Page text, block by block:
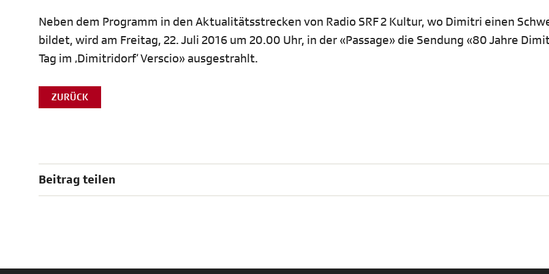
Neben dem Programm in den Aktualitätsstrecken von Radio SRF 2 Kultur, wo Dimitri einen
bildet, wird am Freitag, 22. Juli 2016 um 20.00 Uhr, in der «Passage» die Sendung «80 Jahre
Tag im ‚Dimitridorf‘ Verscio» ausgestrahlt.
ZURÜCK
Beitrag teilen